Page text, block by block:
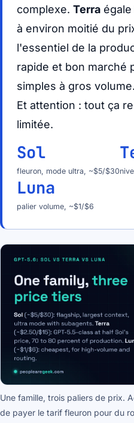
complexe. Terra
à environ moitié du
l'essentiel de la
rapide et bon marché
simples à gros
Et attention : tout ça
limitée.
Sol
fleuron, mode ultra, ~$5/$30
Luna
palier volume, ~$1/$6
Une famille, trois paliers de prix.
de payer le tarif fleuron pour du